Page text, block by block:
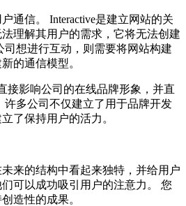
通信。 Interactive是建立网站的关
理解其用户的需求，它将无法创建
想进行互动，则需要将网站构建
的通信模型。
接影响公司的在线品牌形象，并直
许多公司不仅建立了用于品牌开发
了保持用户的活力。
来的结构中看起来独特，并给用户
可以成功吸引用户的注意力。 您
造性的成果。